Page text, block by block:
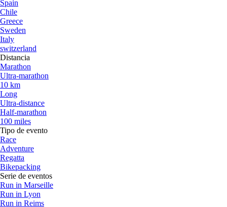
Spain
Chile
Greece
Sweden
Italy
switzerland
Distancia
Marathon
Ultra-marathon
10 km
Long
Ultra-distance
Half-marathon
100 miles
Tipo de evento
Race
Adventure
Regatta
Bikepacking
Serie de eventos
Run in Marseille
Run in Lyon
Run in Reims